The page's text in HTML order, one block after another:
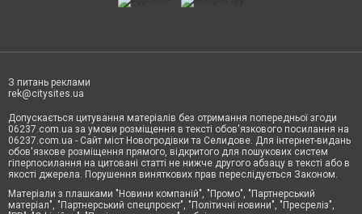
З питань реклами
rek@citysites.ua
Допускається цитування матеріалів без отримання попередньої згоди
06237.com.ua за умови розміщення в тексті обов'язкового посилання на
06237.com.ua - Сайт міст Новогродівки та Селидове. Для інтернет-видань
обов'язкове розміщення прямого, відкритого для пошукових систем
гіперпосилання на цитовані статті не нижче другого абзацу в тексті або в
якості джерела. Порушення виняткових прав переслідується Законом.
Матеріали з плашками "Новини компаній", "Промо", "Партнерський
матеріал", "Партнерський спецпроєкт", "Політичні новини", "Пресреліз",